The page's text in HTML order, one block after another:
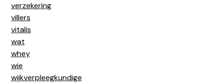
verzekering
villers
vitalis
wat
whey
wie
wijkverpleegkundige